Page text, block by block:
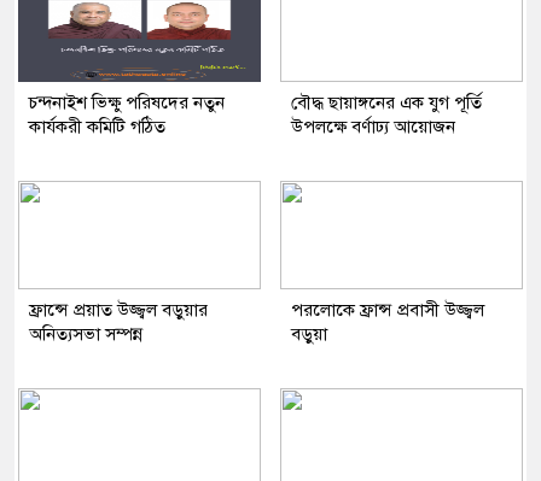
চন্দনাইশ ভিক্ষু পরিষদের নতুন
কার্যকরী কমিটি গঠিত
বৌদ্ধ ছায়াঙ্গনের এক যুগ পূর্তি
উপলক্ষে বর্ণাঢ্য আয়োজন
ফ্রান্সে প্রয়াত উজ্জ্বল বড়ুয়ার
অনিত্যসভা সম্পন্ন
পরলোকে ফ্রান্স প্রবাসী উজ্জ্বল
বড়ুয়া